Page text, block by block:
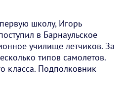
школу, Игорь
в Барнаульское
училище летчиков. За
типов самолетов.
класса. Подполковник